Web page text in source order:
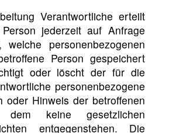
Verantwortliche erteilt
jederzeit auf Anfrage
welche personenbezogenen
Person gespeichert
oder löscht der für die
personenbezogene
oder Hinweis der betroffenen
dem keine gesetzlichen
entgegenstehen. Die